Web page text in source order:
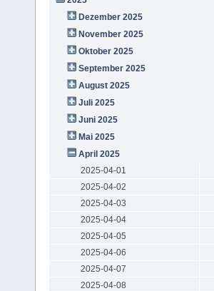
Dezember 2025
November 2025
Oktober 2025
September 2025
August 2025
Juli 2025
Juni 2025
Mai 2025
April 2025
2025-04-01
2025-04-02
2025-04-03
2025-04-04
2025-04-05
2025-04-06
2025-04-07
2025-04-08